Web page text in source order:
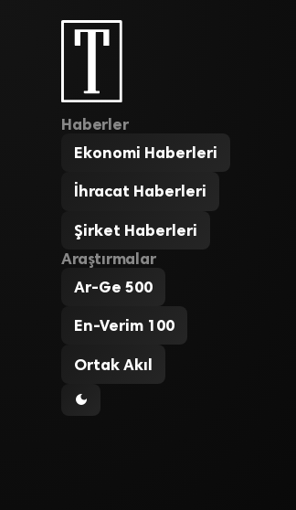
Haberler
Ekonomi Haberleri
İhracat Haberleri
Şirket Haberleri
Araştırmalar
Ar-Ge 500
En-Verim 100
Ortak Akıl